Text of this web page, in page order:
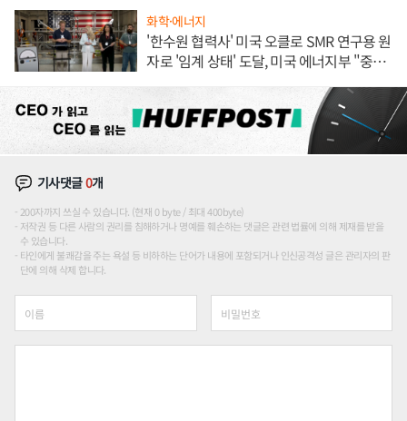
화학·에너지
'한수원 협력사' 미국 오클로 SMR 연구용 원
자로 '임계 상태' 도달, 미국 에너지부 "중요
기사댓글0개
200자까지 쓰실 수 있습니다. (현재 0 byte / 최대 400byte)
저작권 등 다른 사람의 권리를 침해하거나 명예를 훼손하는 댓글은 관련 법률에 의해 제재를 받을
수 있습니다.
타인에게 불쾌감을 주는 욕설 등 비하하는 단어가 내용에 포함되거나 인신공격성 글은 관리자의 판
단에 의해 삭제 합니다.